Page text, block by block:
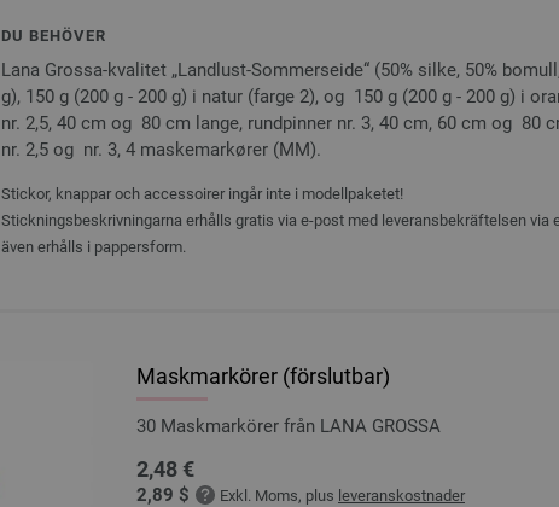
DU BEHÖVER
Lana Grossa-kvalitet „Landlust-Sommerseide“ (50% silke, 50%
g), 150 g (200 g - 200 g) i natur (farge 2), og 150 g (200 g - 200 g) i
nr. 2,5, 40 cm og 80 cm lange, rundpinner nr. 3, 40 cm, 60 cm og 80
nr. 2,5 og nr. 3, 4 maskemarkører (MM).
Stickor, knappar och accessoirer ingår inte i modellpaketet!
Stickningsbeskrivningarna erhålls gratis via e-post med leveransbekräftelsen via
även erhålls i pappersform.
Maskmarkörer (förslutbar)
30 Maskmarkörer från LANA GROSSA
2,48 €
2,89 $ Exkl. Moms, plus leveranskostnader